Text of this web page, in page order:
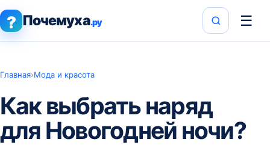
? Почемуха.ру ☰
Главная›Мода и красота
Как выбрать наряд
для Новогодней ночи?